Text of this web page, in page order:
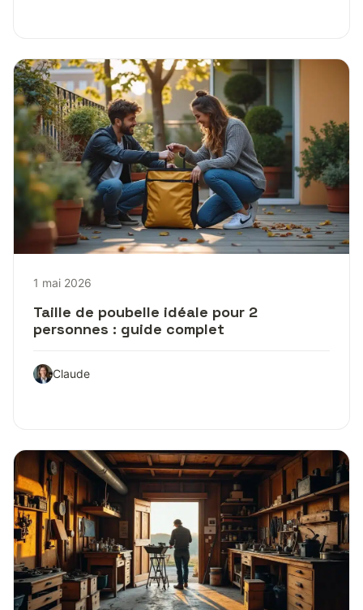
1 mai 2026
Taille de poubelle idéale pour 2
personnes : guide complet
Claude